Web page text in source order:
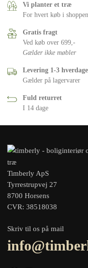
Vi planter et træ
For hvert køb i shoppen
Gratis fragt
Ved køb over 699,-
Gælder ikke møbler
Levering 1-3 hverdage
Gælder på lagervarer
Fuld returret
I 14 dage
Timberly ApS
Tyrrestrupvej 27
8700 Horsens
CVR: 38518038
Skriv til os på mail